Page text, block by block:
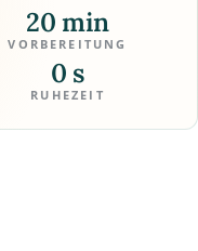
20 min
VORBEREITUNG
0 s
RUHEZEIT